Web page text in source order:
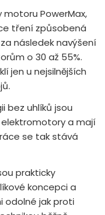
PowerMax,
tření způsobená
následek navýšení
o 30 až 55%.
jen u nejsilnějších
bez uhlíků jsou
elektromotory a mají
se tak stává
prakticky
koncepci a
odolné jak proti